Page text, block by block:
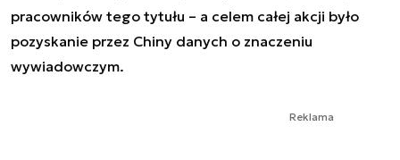
pracowników tego tytułu – a celem całej akcji było
pozyskanie przez Chiny danych o znaczeniu
wywiadowczym.
Reklama